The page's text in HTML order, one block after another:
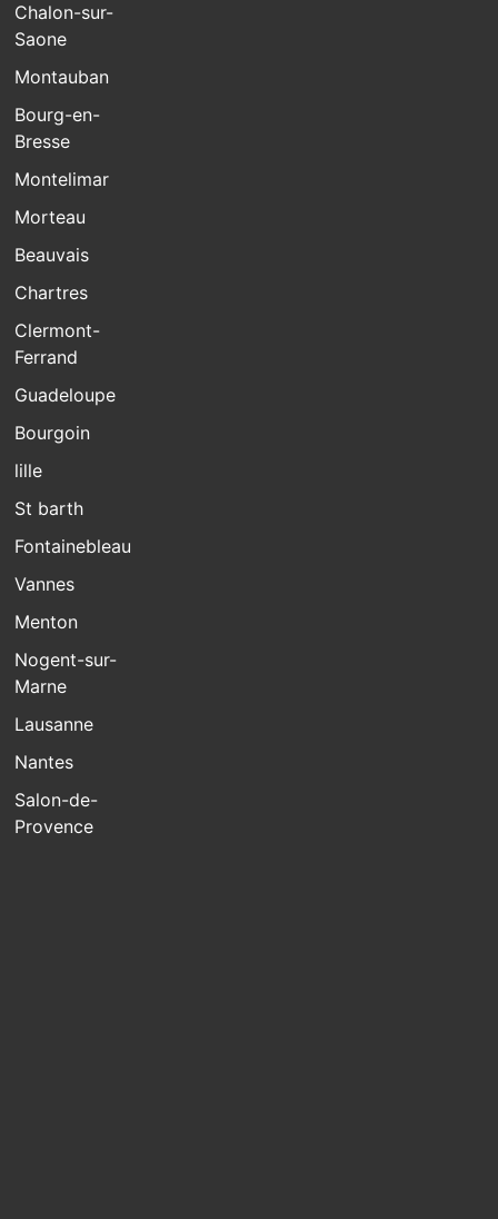
Chalon-sur-
Saone
Montauban
Bourg-en-
Bresse
Montelimar
Morteau
Beauvais
Chartres
Clermont-
Ferrand
Guadeloupe
Bourgoin
lille
St barth
Fontainebleau
Vannes
Menton
Nogent-sur-
Marne
Lausanne
Nantes
Salon-de-
Provence